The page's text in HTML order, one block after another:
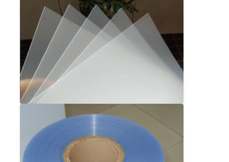
İkiz vida çıkartma hattı
Çok katmanlı tabaka ekstrüzyon hattı
Finer Üretim hattı
PMMA GPPS Levha Ekstrüzyon Hattı
Plastik karton ekstrüzyon hattı